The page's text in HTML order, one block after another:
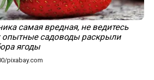
самая вредная, не ведитесь
опытные садоводы раскрыли
ягоды
pixabay.com